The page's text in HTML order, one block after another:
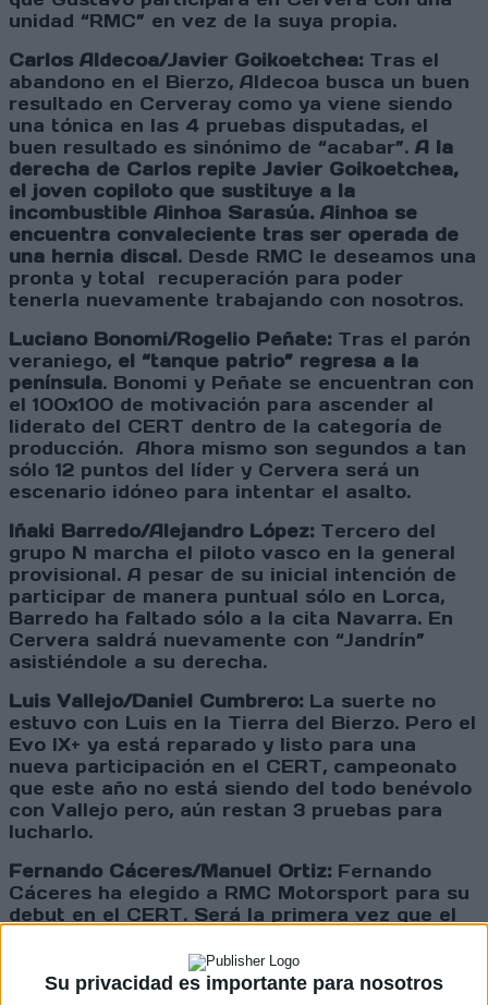
Su privacidad es importante para nosotros
unidad “RMC” en vez de la suya propia.
Carlos Aldecoa/Javier Goikoetchea: Tras el
abandono en el Bierzo, Aldecoa busca un buen
resultado en Cerveray como ya viene siendo
una tónica en las 4 pruebas disputadas, el
buen resultado es sinónimo de “acabar”. A la
derecha de Carlos repite Javier Goikoetchea,
el joven copiloto que sustituye a la
incombustible Ainhoa Sarasúa. Ainhoa se
encuentra convaleciente tras ser operada de
una hernia discal. Desde RMC le deseamos una
pronta y total recuperación para poder
tenerla nuevamente trabajando con nosotros.
Luciano Bonomi/Rogelio Peñate: Tras el parón
veraniego, el “tanque patrio” regresa a la
península. Bonomi y Peñate se encuentran con
el 100x100 de motivación para ascender al
liderato del CERT dentro de la categoría de
producción. Ahora mismo son segundos a tan
sólo 12 puntos del líder y Cervera será un
escenario idóneo para intentar el asalto.
Iñaki Barredo/Alejandro López: Tercero del
grupo N marcha el piloto vasco en la general
provisional. A pesar de su inicial intención de
participar de manera puntual sólo en Lorca,
Barredo ha faltado sólo a la cita Navarra. En
Cervera saldrá nuevamente con “Jandrín”
asistiéndole a su derecha.
Luis Vallejo/Daniel Cumbrero: La suerte no
estuvo con Luis en la Tierra del Bierzo. Pero el
Evo IX+ ya está reparado y listo para una
nueva participación en el CERT, campeonato
que este año no está siendo del todo benévolo
con Vallejo pero, aún restan 3 pruebas para
lucharlo.
Fernando Cáceres/Manuel Ortiz: Fernando
Cáceres ha elegido a RMC Motorsport para su
debut en el CERT. Será la primera vez que el
Sudamérica, donde es un reconocido piloto en
su categoría en los campeonatos uruguayos y